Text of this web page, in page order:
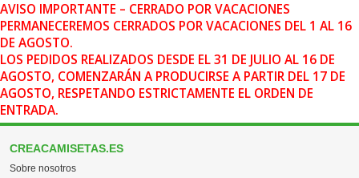
AVISO IMPORTANTE – CERRADO POR VACACIONES
PERMANECEREMOS CERRADOS POR VACACIONES DEL 1 AL 16
DE AGOSTO.
LOS PEDIDOS REALIZADOS DESDE EL 31 DE JULIO AL 16 DE
AGOSTO, COMENZARÁN A PRODUCIRSE A PARTIR DEL 17 DE
AGOSTO, RESPETANDO ESTRICTAMENTE EL ORDEN DE
ENTRADA.
CREACAMISETAS.ES
Sobre nosotros